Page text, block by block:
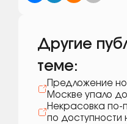
Другие
теме:
Предложение
Москве упало
Некрасовка по-
по доступности